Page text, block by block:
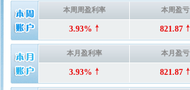
本周周盈利率 本周盈亏
3.93% 821.87
本月盈利率 本月盈亏
3.93% 821.87